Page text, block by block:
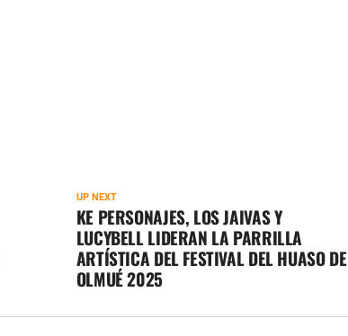
UP NEXT
KE PERSONAJES, LOS JAIVAS Y
LUCYBELL LIDERAN LA PARRILLA
ARTÍSTICA DEL FESTIVAL DEL HUASO DE
OLMUÉ 2025